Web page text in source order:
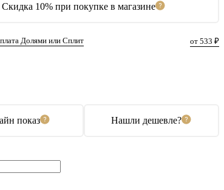
Скидка 10% при покупке в магазине
Долями или Сплит от 533 ₽
показ Нашли дешевле?